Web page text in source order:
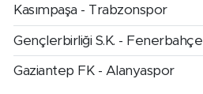
Kasımpaşa - Trabzonspor
Gençlerbirliği S.K. - Fenerbahçe
Gaziantep FK - Alanyaspor